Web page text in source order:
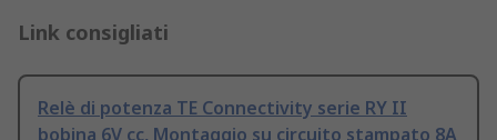
Link consigliati
Relè di potenza TE Connectivity serie RY II
bobina 6V cc, Montaggio su circuito stampato 8A